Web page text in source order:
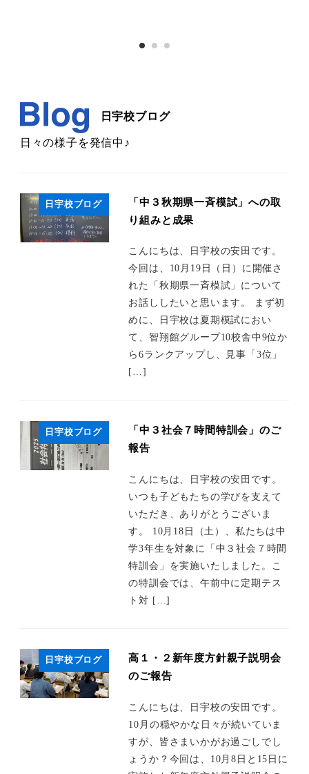
日宇校ブログ
日々の様子を発信中♪
日宇校ブログ
「中３秋期県一斉模試」への取
り組みと成果
こんにちは、日宇校の安田です。
今回は、10月19日（日）に開催さ
れた「秋期県一斉模試」について
お話ししたいと思います。 まず初
めに、日宇校は夏期模試におい
て、智翔館グループ10校舎中9位か
ら6ランクアップし、見事「3位」
[…]
日宇校ブログ
「中３社会７時間特訓会」のご
報告
こんにちは、日宇校の安田です。
いつも子どもたちの学びを支えて
いただき、ありがとうございま
す。 10月18日（土）、私たちは中
学3年生を対象に「中３社会７時間
特訓会」を実施いたしました。こ
の特訓会では、午前中に定期テス
ト対 […]
日宇校ブログ
高１・２新年度方針親子説明会
のご報告
こんにちは、日宇校の安田です。
10月の穏やかな日々が続いていま
すが、皆さまいかがお過ごしでし
ょうか？今回は、10月8日と15日に